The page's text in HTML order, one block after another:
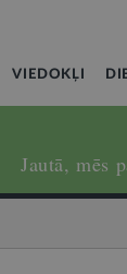
VIEDOKĻI
Jautā, mēs